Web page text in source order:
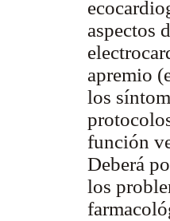
aspectos
apremio
los
función
Deberá
los